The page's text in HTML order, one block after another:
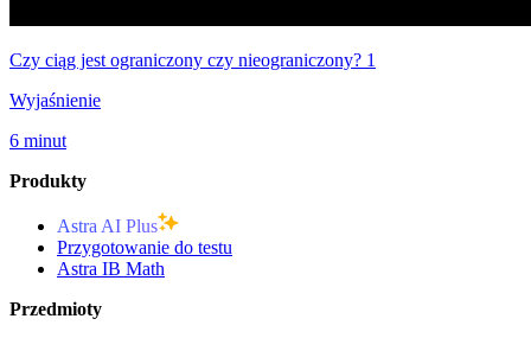
Czy ciąg jest ograniczony czy nieograniczony? 1
Wyjaśnienie
6 minut
Produkty
Astra AI Plus
Przygotowanie do testu
Astra IB Math
Przedmioty